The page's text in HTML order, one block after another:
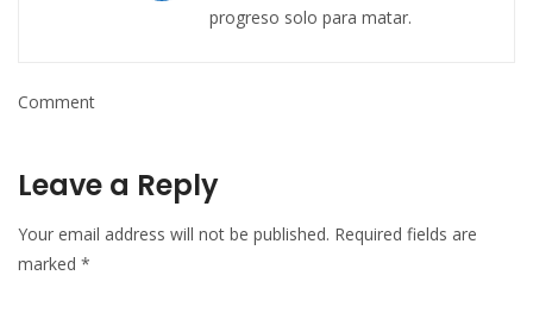
progreso solo para matar.
Comment
Leave a Reply
Your email address will not be published. Required fields are
marked *